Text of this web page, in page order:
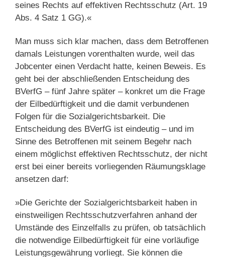
seines Rechts auf effektiven Rechtsschutz (Art. 19
Abs. 4 Satz 1 GG).«
Man muss sich klar machen, dass dem Betroffenen
damals Leistungen vorenthalten wurde, weil das
Jobcenter einen Verdacht hatte, keinen Beweis. Es
geht bei der abschließenden Entscheidung des
BVerfG – fünf Jahre später – konkret um die Frage
der Eilbedürftigkeit und die damit verbundenen
Folgen für die Sozialgerichtsbarkeit. Die
Entscheidung des BVerfG ist eindeutig – und im
Sinne des Betroffenen mit seinem Begehr nach
einem möglichst effektiven Rechtsschutz, der nicht
erst bei einer bereits vorliegenden Räumungsklage
ansetzen darf:
»Die Gerichte der Sozialgerichtsbarkeit haben in
einstweiligen Rechtsschutzverfahren anhand der
Umstände des Einzelfalls zu prüfen, ob tatsächlich
die notwendige Eilbedürftigkeit für eine vorläufige
Leistungsgewährung vorliegt. Sie können die